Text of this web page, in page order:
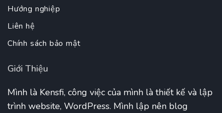
Hướng nghiệp
Liên hệ
Chính sách bảo mật
Giới Thiệu
Mình là Kensfi, công việc của mình là thiết kế và lập
trình website, WordPress. Mình lập nên blog